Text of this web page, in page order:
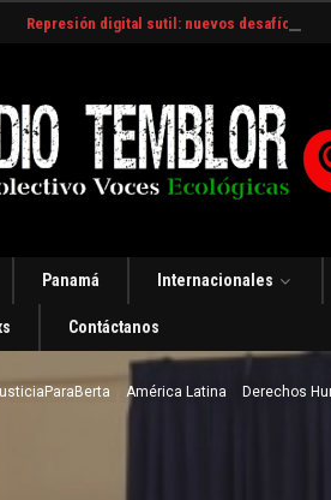
Represión digital sutil: nuevos desafíos y
Panamá Internacionales
Contáctanos
América Latina Derechos